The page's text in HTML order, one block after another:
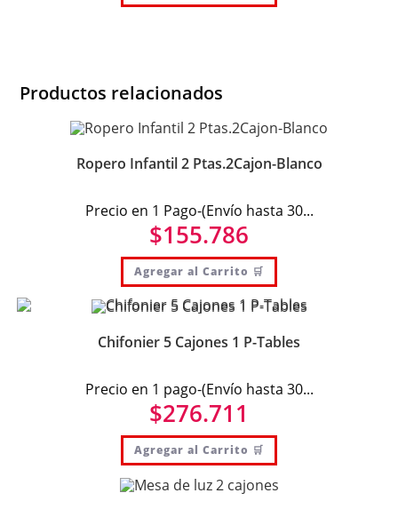
Productos relacionados
Ropero Infantil 2 Ptas.2Cajon-Blanco
Precio en 1 Pago-(Envío hasta 30...
$155.786
Agregar al Carrito 🛒
Chifonier 5 Cajones 1 P-Tables
Precio en 1 pago-(Envío hasta 30...
$276.711
Agregar al Carrito 🛒